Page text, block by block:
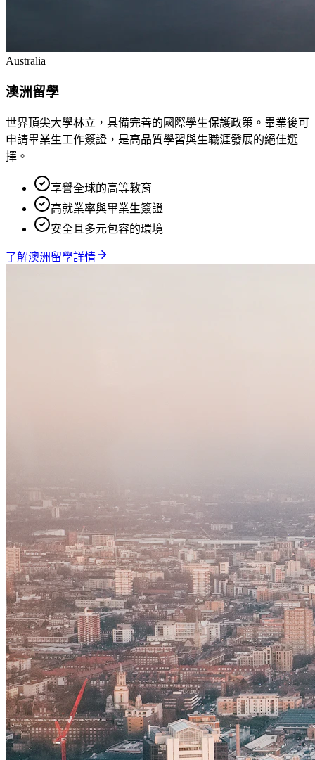
Australia
澳洲留學
世界頂尖大學林立，具備完善的國際學生保護政策。畢業後可
申請畢業生工作簽證，是高品質學習與生職涯發展的絕佳選
擇。
享譽全球的高等教育
高就業率與畢業生簽證
安全且多元包容的環境
了解澳洲留學詳情